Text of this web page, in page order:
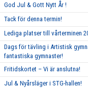
God Jul & Gott Nytt År !
Tack för denna termin!
Lediga platser till vårterminen
Dags för tävling i Artistisk
fantastiska gymnaster!
Fritidskortet – Vi är anslutna!
Jul & Nyårsläger i STG-hallen!